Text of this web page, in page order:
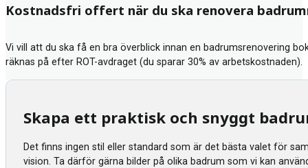
Kostnadsfri offert när du ska renovera
Vi vill att du ska få en bra överblick innan en badrumsrenovering
räknas på efter ROT-avdraget (du sparar 30% av arbetskostnaden).
Skapa ett praktisk och snyggt
Det finns ingen stil eller standard som är det bästa valet för
vision. Ta därför gärna bilder på olika badrum som vi kan